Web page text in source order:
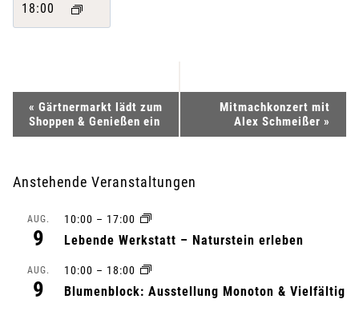
18:00
e
r
« Gärtnermarkt lädt zum
Shoppen & Genießen ein
Mitmachkonzert mit
Alex Schmeißer »
Anstehende Veranstaltungen
AUG.
9
10:00 – 17:00
Lebende Werkstatt – Naturstein erleben
AUG.
9
10:00 – 18:00
Blumenblock: Ausstellung Monoton & Vielfältig